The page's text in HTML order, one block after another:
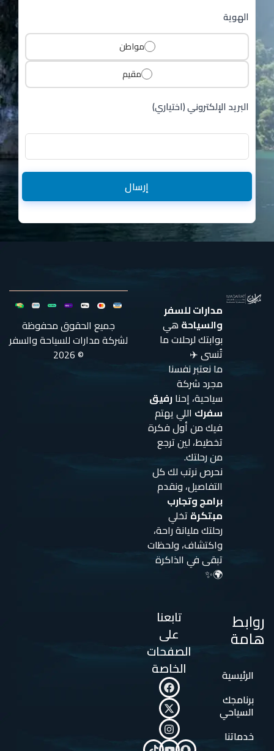
الهوية
مواطن
مقيم
البريد الإلكتروني (اختياري)
إرسال
مدارات للسفر
والسياحة هي
بوابتك لرحلات ما
تُنسى ✈️
ما نعتبر نفسنا
مجرد شركة
سياحية، إحنارفيق
سفرك اللي يهتم
فيك من أول فكرة
تخطيط، لين ترجع
من رحلتك.
نحرص نرتب لك كل
التفاصيل، ونقدم
برامج وتجارب
مبتكرة تخلي
رحلتك مليانة راحة،
واكتشاف، ولحظات
تبقى في الذاكرة
🌍✨
روابط
هامة
الرئيسية
برنامجك
السياحي
خدماتنا
تابعنا
على
الصفحات
الخاصة
جميع الحقوق محفوظة
لشركة مدارات للسياحة والسفر
© 2026